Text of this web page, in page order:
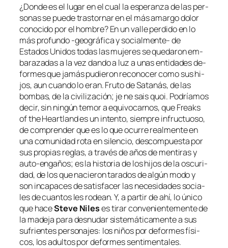
¿Donde es el lu­gar en el cual la es­pe­ran­za de las per­
so­nas se pue­de tras­tor­nar en el más amar­go do­lor
co­no­ci­do por el hom­bre? En un va­lle per­di­do en lo
más pro­fun­do ‑geo­grá­fi­ca y socialmente- de
Estados Unidos to­das las mu­je­res se que­da­ron em­
ba­ra­za­das a la vez dan­do a luz a unas en­ti­da­des de­
for­mes que ja­más pu­die­ron re­co­no­cer co­mo sus hi­
jos, aun cuan­do lo eran. Fruto de Satanás, de las
bom­bas, de la ci­vi­li­za­ción; je ne sais quoi. Podríamos
de­cir, sin nin­gún te­mor a equi­vo­car­nos, queFreaks
of the Heartlandes un in­ten­to, siem­pre in­fruc­tuo­so,
de com­pren­der que es lo que ocu­rre real­men­te en
una co­mu­ni­dad ro­ta en si­len­cio, des­com­pues­ta por
sus pro­pias re­glas, a tra­vés de años de men­ti­ras y
auto-engaños; es la his­to­ria de los hi­jos de la os­cu­ri­
dad, de los que na­cie­ron ta­ra­dos de al­gún mo­do y
son in­ca­pa­ces de sa­tis­fa­cer las ne­ce­si­da­des so­cia­
les de cuan­tos les ro­dean. Y, a par­tir de ahí, lo úni­co
que ha­ceSteve Nileses ti­rar con­ve­nien­te­men­te de
la ma­de­ja pa­ra des­nu­dar sis­te­má­ti­ca­men­te a sus
su­frien­tes per­so­na­jes: los ni­ños por de­for­mes fí­si­
cos, los adul­tos por de­for­mes sentimentales.